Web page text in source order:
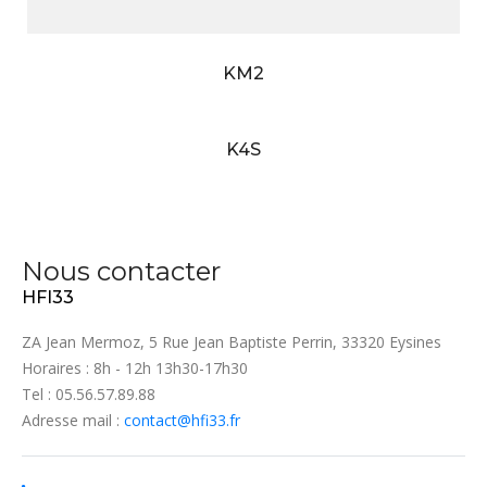
KM2
K4S
Nous contacter
HFI33
ZA Jean Mermoz, 5 Rue Jean Baptiste Perrin, 33320 Eysines
Horaires : 8h - 12h 13h30-17h30
Tel : 05.56.57.89.88
Adresse mail : contact@hfi33.fr